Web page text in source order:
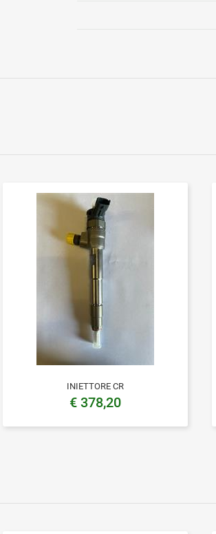
INIETTORE CR
€ 378,20